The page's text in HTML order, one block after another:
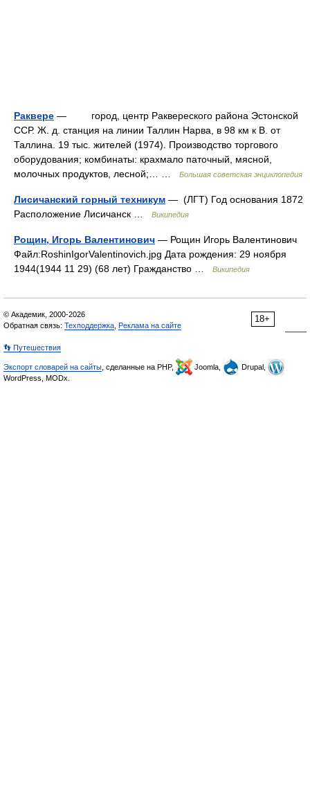
Раквере — город, центр Раквереского района Эстонской
ССР. Ж. д. станция на линии Таллин Нарва, в 98 км к В. от
Таллина. 19 тыс. жителей (1974). Производство торгового
оборудования; комбинаты: крахмало паточный, мясной,
молочных продуктов, лесной;… …
Большая советская энциклопедия
Лисичанский горный техникум — (ЛГТ) Год основания 1872
Расположение Лисичанск …
Википедия
Рощин, Игорь Валентинович — Рощин Игорь Валентинович
Файл:RoshinIgorValentinovich.jpg Дата рождения: 29 ноября
1944(1944 11 29) (68 лет) Гражданство …
Википедия
18+
© Академик, 2000-2026
Обратная связь: Техподдержка Реклама на сайте
👣 Путешествия
Экспорт словарей на сайты , сделанные на PHP, Joomla,
Drupal,
WordPress, MODx.